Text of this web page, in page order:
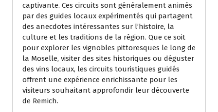
captivante. Ces circuits sont généralement animés
par des guides locaux expérimentés qui partagent
des anecdotes intéressantes sur l’histoire, la
culture et les traditions de la région. Que ce soit
pour explorer les vignobles pittoresques le long de
la Moselle, visiter des sites historiques ou déguster
des vins locaux, les circuits touristiques guidés
offrent une expérience enrichissante pour les
visiteurs souhaitant approfondir leur découverte
de Remich.